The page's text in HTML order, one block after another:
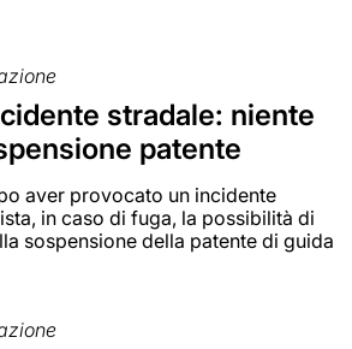
stradale: niente
patente
aver provocato un incidente
in caso di fuga, la possibilità di
sospensione della patente di guida